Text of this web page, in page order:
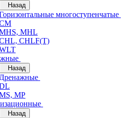
Назад
многоступенчатые
MHL
CHLF(T)
Назад
Дренажные
MP
Назад